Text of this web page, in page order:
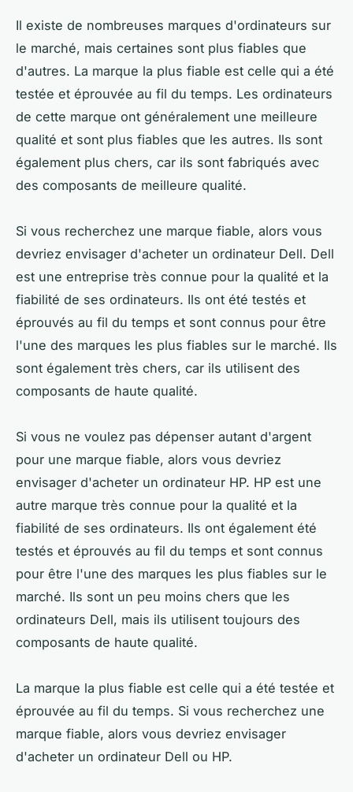
Il existe de nombreuses marques d'ordinateurs sur
le marché, mais certaines sont plus fiables que
d'autres. La marque la plus fiable est celle qui a été
testée et éprouvée au fil du temps. Les ordinateurs
de cette marque ont généralement une meilleure
qualité et sont plus fiables que les autres. Ils sont
également plus chers, car ils sont fabriqués avec
des composants de meilleure qualité.
Si vous recherchez une marque fiable, alors vous
devriez envisager d'acheter un ordinateur Dell. Dell
est une entreprise très connue pour la qualité et la
fiabilité de ses ordinateurs. Ils ont été testés et
éprouvés au fil du temps et sont connus pour être
l'une des marques les plus fiables sur le marché. Ils
sont également très chers, car ils utilisent des
composants de haute qualité.
Si vous ne voulez pas dépenser autant d'argent
pour une marque fiable, alors vous devriez
envisager d'acheter un ordinateur HP. HP est une
autre marque très connue pour la qualité et la
fiabilité de ses ordinateurs. Ils ont également été
testés et éprouvés au fil du temps et sont connus
pour être l'une des marques les plus fiables sur le
marché. Ils sont un peu moins chers que les
ordinateurs Dell, mais ils utilisent toujours des
composants de haute qualité.
La marque la plus fiable est celle qui a été testée et
éprouvée au fil du temps. Si vous recherchez une
marque fiable, alors vous devriez envisager
d'acheter un ordinateur Dell ou HP.